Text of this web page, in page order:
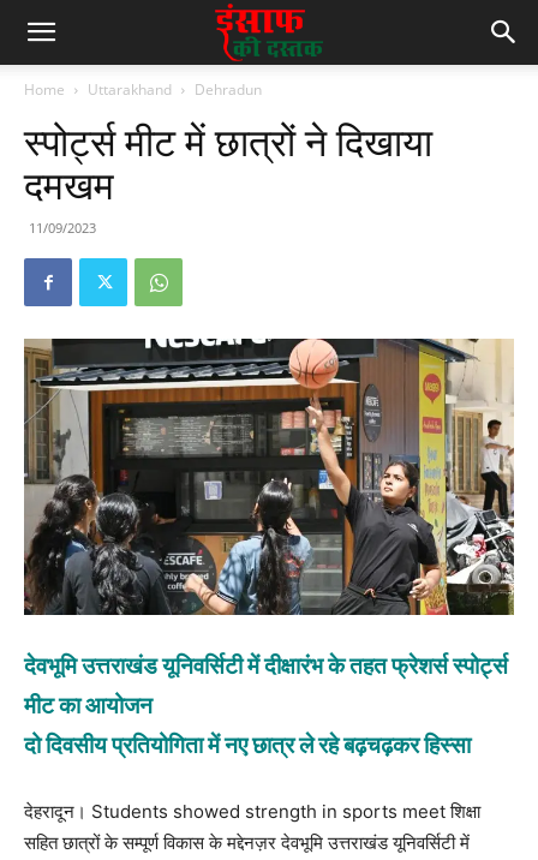
Home Uttarakhand Dehradun
स्पोर्ट्स मीट में छात्रों ने दिखाया
दमखम
11/09/2023
देवभूमि उत्तराखंड यूनिवर्सिटी में दीक्षारंभ के तहत फ्रेशर्स स्पोर्ट्स
मीट का आयोजन
दो दिवसीय प्रतियोगिता में नए छात्र ले रहे बढ़चढ़कर हिस्सा
देहरादून। Students showed strength in sports meet शिक्षा
सहित छात्रों के सम्पूर्ण विकास के मद्देनज़र देवभूमि उत्तराखंड यूनिवर्सिटी में